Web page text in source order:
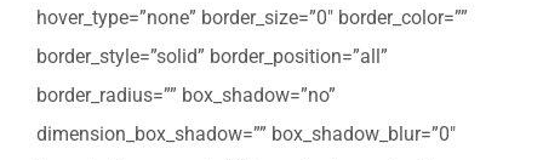
hover_type=”none” border_size=”0″ border_color=””
border_style=”solid” border_position=”all”
border_radius=”” box_shadow=”no”
dimension_box_shadow=”” box_shadow_blur=”0″